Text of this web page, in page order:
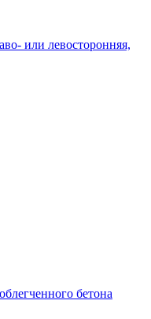
или левосторонняя,
бетона